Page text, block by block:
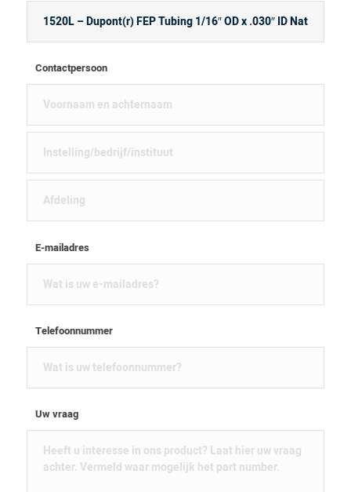
Contactpersoon
E-mailadres
Telefoonnummer
Uw vraag